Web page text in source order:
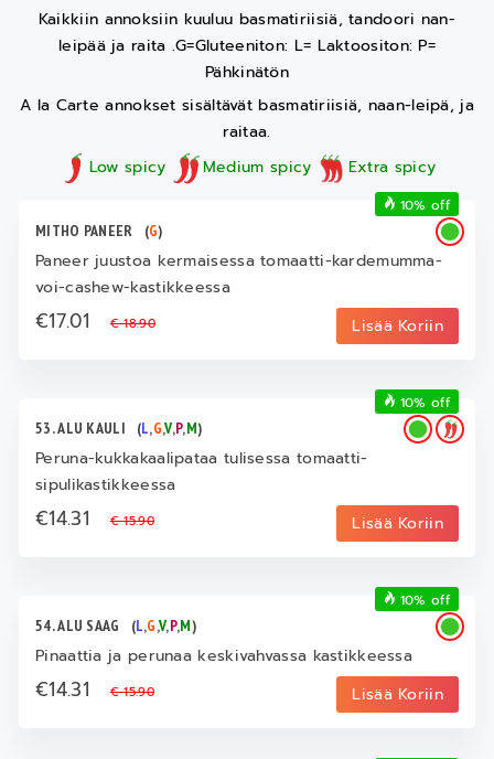
Kaikkiin annoksiin kuuluu basmatiriisiä, tandoori nan-
leipää ja raita .G=Gluteeniton: L= Laktoositon: P=
Pähkinätön
A la Carte annokset sisältävät basmatiriisiä, naan-leipä, ja
raitaa.
Low spicy
Medium spicy Extra spicy
MITHO PANEER (G)
Paneer juustoa kermaisessa tomaatti-kardemumma-
voi-cashew-kastikkeessa
€17.01€ 18.90 Lisää Koriin
10% off
53. ALU KAULI (L,G,V,P,M)
Peruna-kukkakaalipataa tulisessa tomaatti-
sipulikastikkeessa
€14.31€ 15.90 Lisää Koriin
10% off
54. ALU SAAG (L,G,V,P,M)
Pinaattia ja perunaa keskivahvassa kastikkeessa
€14.31€ 15.90 Lisää Koriin
10% off